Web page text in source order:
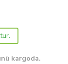
kargoda.